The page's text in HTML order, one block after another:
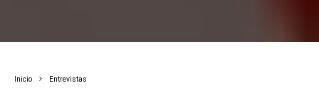
Inicio Entrevistas